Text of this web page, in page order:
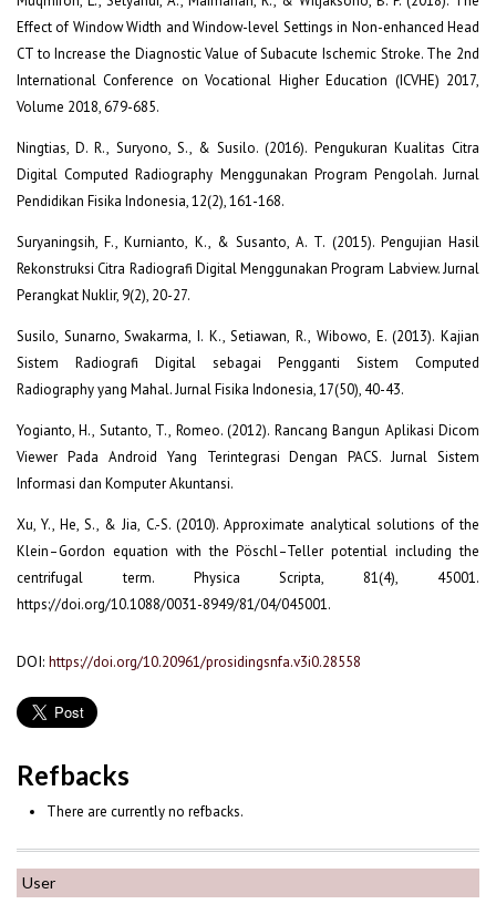
User
Effect of Window Width and Window-level Settings in Non-enhanced Head
CT to Increase the Diagnostic Value of Subacute Ischemic Stroke. The 2nd
International Conference on Vocational Higher Education (ICVHE) 2017,
Volume 2018, 679-685.
Ningtias, D. R., Suryono, S., & Susilo. (2016). Pengukuran Kualitas Citra
Digital Computed Radiography Menggunakan Program Pengolah. Jurnal
Pendidikan Fisika Indonesia, 12(2), 161-168.
Suryaningsih, F., Kurnianto, K., & Susanto, A. T. (2015). Pengujian Hasil
Rekonstruksi Citra Radiografi Digital Menggunakan Program Labview. Jurnal
Perangkat Nuklir, 9(2), 20-27.
Susilo, Sunarno, Swakarma, I. K., Setiawan, R., Wibowo, E. (2013). Kajian
Sistem Radiografi Digital sebagai Pengganti Sistem Computed
Radiography yang Mahal. Jurnal Fisika Indonesia, 17(50), 40-43.
Yogianto, H., Sutanto, T., Romeo. (2012). Rancang Bangun Aplikasi Dicom
Viewer Pada Android Yang Terintegrasi Dengan PACS. Jurnal Sistem
Informasi dan Komputer Akuntansi.
Xu, Y., He, S., & Jia, C.-S. (2010). Approximate analytical solutions of the
Klein–Gordon equation with the Pöschl–Teller potential including the
centrifugal term. Physica Scripta, 81(4), 45001.
https://doi.org/10.1088/0031-8949/81/04/045001.
DOI: https://doi.org/10.20961/prosidingsnfa.v3i0.28558
Refbacks
There are currently no refbacks.